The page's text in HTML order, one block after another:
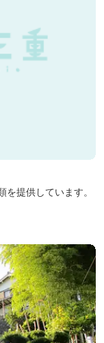
提供しています。